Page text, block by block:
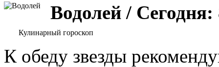
Водолей / Сегодня:
Кулинарный гороскоп
К обеду звезды